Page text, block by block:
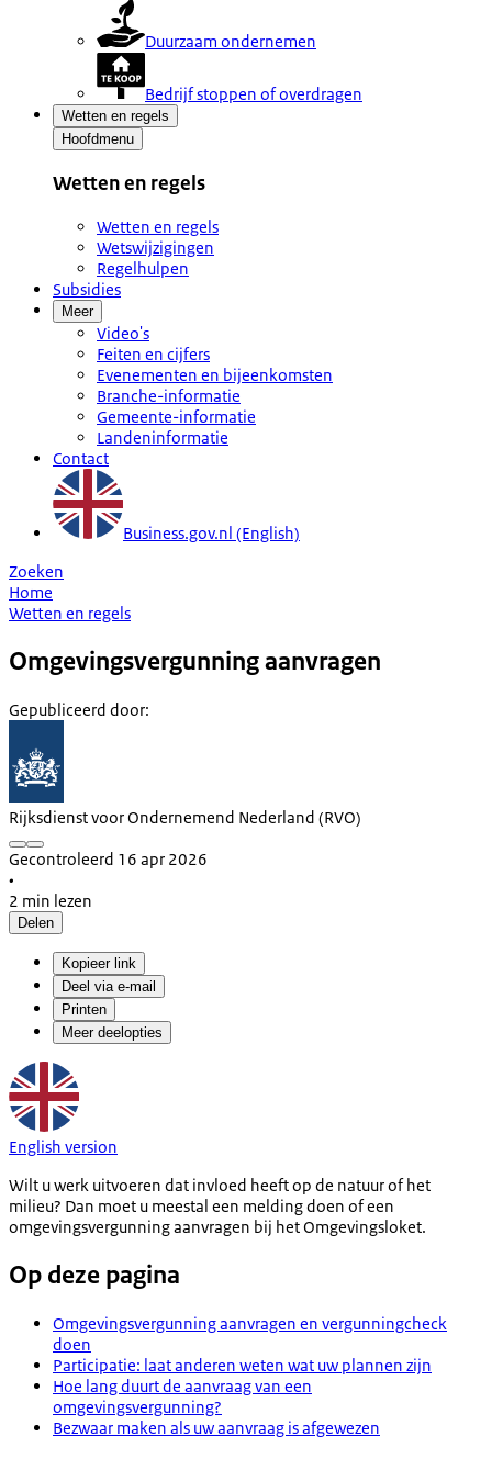
Duurzaam ondernemen
Bedrijf stoppen of overdragen
Wetten en regels
Hoofdmenu
Wetten en regels
Wetten en regels
Wetswijzigingen
Regelhulpen
Subsidies
Meer
Video's
Feiten en cijfers
Evenementen en bijeenkomsten
Branche-informatie
Gemeente-informatie
Landeninformatie
Contact
Business.gov.nl (English)
Zoeken
Home
Wetten en regels
Omgevingsvergunning aanvragen
Gepubliceerd door:
Rijksdienst voor Ondernemend Nederland (RVO)
Gecontroleerd 16 apr 2026
•
2 min lezen
Delen
Kopieer link
Deel via e-mail
Printen
Meer deelopties
English version
Wilt u werk uitvoeren dat invloed heeft op de natuur of het
milieu? Dan moet u meestal een melding doen of een
omgevingsvergunning aanvragen bij het Omgevingsloket.
Op deze pagina
Omgevingsvergunning aanvragen en vergunningcheck
doen
Participatie: laat anderen weten wat uw plannen zijn
Hoe lang duurt de aanvraag van een
omgevingsvergunning?
Bezwaar maken als uw aanvraag is afgewezen